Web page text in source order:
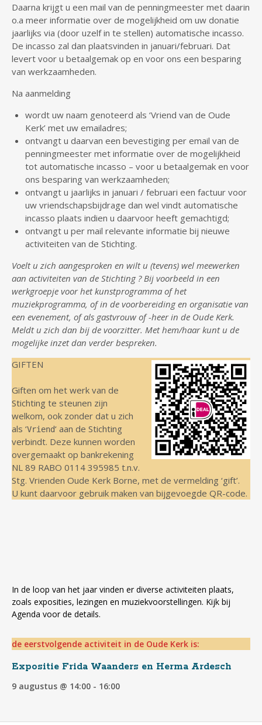
Daarna krijgt u een mail van de penningmeester met daarin
o.a meer informatie over de mogelijkheid om uw donatie
jaarlijks via (door uzelf in te stellen) automatische incasso.
De incasso zal dan plaatsvinden in januari/februari. Dat
levert voor u betaalgemak op en voor ons een besparing
van werkzaamheden.
Na aanmelding
wordt uw naam genoteerd als ‘Vriend van de Oude
Kerk’ met uw emailadres;
ontvangt u daarvan een bevestiging per email van de
penningmeester met informatie over de mogelijkheid
tot automatische incasso – voor u betaalgemak en voor
ons besparing van werkzaamheden;
ontvangt u jaarlijks in januari / februari een factuur voor
uw vriendschapsbijdrage dan wel vindt automatische
incasso plaats indien u daarvoor heeft gemachtigd;
ontvangt u per mail relevante informatie bij nieuwe
activiteiten van de Stichting.
Voelt u zich aangesproken en wilt u (tevens) wel meewerken
aan activiteiten van de Stichting ? Bij voorbeeld in een
werkgroepje voor het kunstprogramma of het
muziekprogramma, of in de voorbereiding en organisatie van
een evenement, of als gastvrouw of -heer in de Oude Kerk.
Meldt u zich dan bij de voorzitter. Met hem/haar kunt u de
mogelijke inzet dan verder bespreken.
GIFTEN
Giften om het werk van de
Stichting te steunen zijn
welkom, ook zonder dat u zich
als ‘Vriend‘ aan de Stichting
verbindt. Deze kunnen worden
overgemaakt op bankrekening
NL 89 RABO 0114 395985 t.n.v.
Stg. Vrienden Oude Kerk Borne, met de vermelding ‘gift’.
U kunt daarvoor gebruik maken van bijgevoegde QR-code.
In de loop van het jaar vinden er diverse activiteiten plaats,
zoals exposities, lezingen en muziekvoorstellingen. Kijk bij
Agenda voor de details.
de eerstvolgende activiteit in de Oude Kerk is:
Expositie Frida Waanders en Herma Ardesch
9 augustus @ 14:00 - 16:00